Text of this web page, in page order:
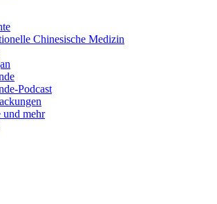
Chinesische Medizin
Podcast
und mehr